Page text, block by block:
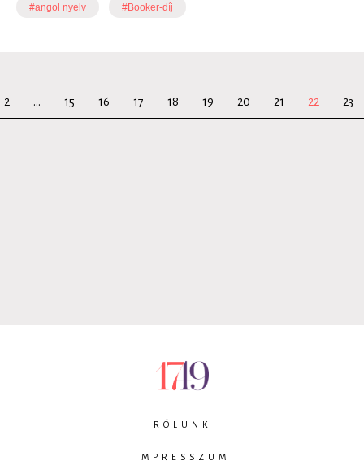
#angol nyelv #Booker-díj
2 ... 15 16 17 18 19 20 21 22 23
RÓLUNK
IMPRESSZUM